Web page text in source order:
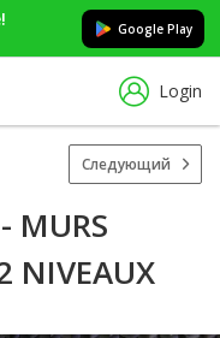
Google Play
Login
Следующий
MURS
NIVEAUX